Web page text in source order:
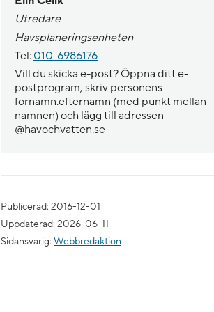
Utredare
Havsplaneringsenheten
Tel: 010-6986176
Vill du skicka e-post? Öppna ditt e-
postprogram, skriv personens
fornamn.efternamn (med punkt mellan
namnen) och lägg till adressen
@havochvatten.se
Publicerad: 2016-12-01
Uppdaterad: 2026-06-11
Sidansvarig: Webbredaktion